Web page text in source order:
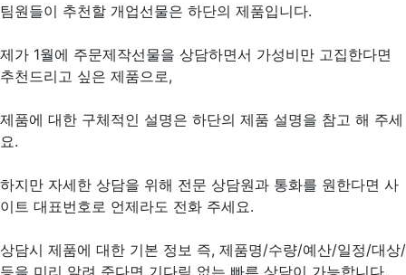
팀원들이 추천할 개업선물은 하단의 제품입니다.
제가 1월에 주문제작선물을 상담하면서 가성비만 고집한다면
추천드리고 싶은 제품으로,
제품에 대한 구체적인 설명은 하단의 제품 설명을 참고 해 주세
요.
하지만 자세한 상담을 위해 전문 상담원과 통화를 원한다면 사
이트 대표번호로 언제라도 전화 주세요.
상담시 제품에 대한 기본 정보 즉, 제품명/수량/예산/일정/대상/
등을 미리 알려 준다면 기다림 없는 빠른 상담이 가능합니다.